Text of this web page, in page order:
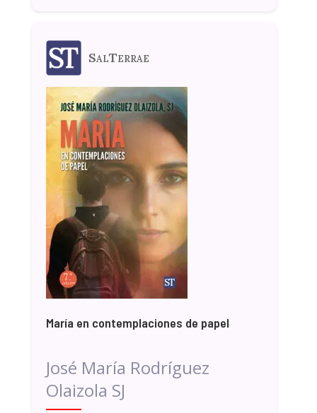
SalTerrae
María en contemplaciones de papel
José María Rodríguez
Olaizola SJ